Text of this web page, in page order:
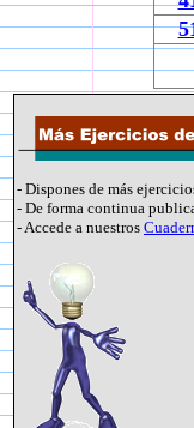
- Dispones de más
- De forma continua
- Accede a nuestros